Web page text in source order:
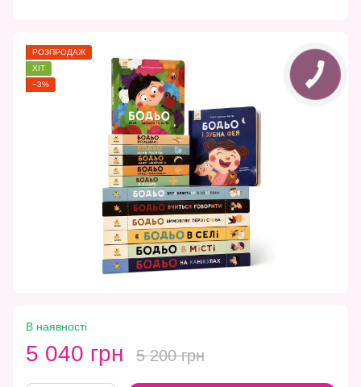
РОЗПРОДАЖ
ХІТ
−3%
В наявності
5 040 грн 5 200 грн